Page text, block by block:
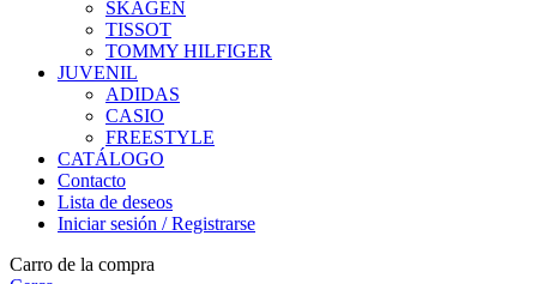
SKAGEN
TISSOT
TOMMY HILFIGER
JUVENIL
ADIDAS
CASIO
FREESTYLE
CATÁLOGO
Contacto
Lista de deseos
Iniciar sesión / Registrarse
Carro de la compra